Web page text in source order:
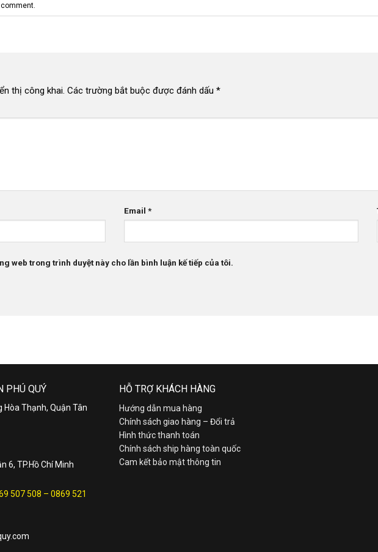
thị công khai. Các trường bắt buộc được đánh dấu *
Email*
web trong trình duyệt này cho lần bình luận kế tiếp của tôi.
PHÚ QUÝ
Thạnh, Quận Tân
6, TP.Hồ Chí Minh
507 508 – 0869 521
HỖ TRỢ KHÁCH HÀNG
Hướng dẫn mua hàng
Chính sách giao hàng – Đổi trả
Hình thức thanh toán
Chính sách ship hàng toàn quốc
Cam kết bảo mật thông tin